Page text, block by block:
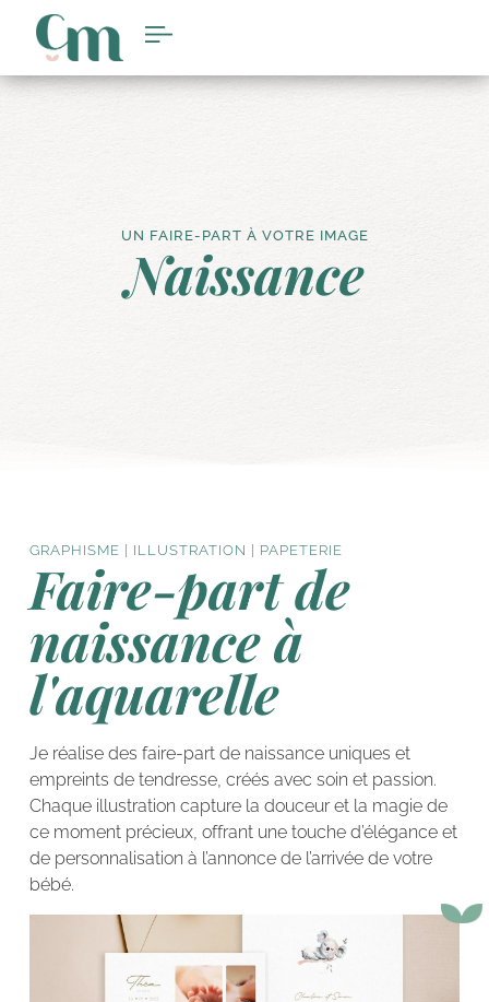
UN FAIRE-PART À VOTRE IMAGE
Naissance
GRAPHISME | ILLUSTRATION | PAPETERIE
Faire-part de
naissance à
l'aquarelle
Je réalise des faire-part de naissance uniques et
empreints de tendresse, créés avec soin et passion.
Chaque illustration capture la douceur et la magie de
ce moment précieux, offrant une touche d’élégance et
de personnalisation à l’annonce de l’arrivée de votre
bébé.